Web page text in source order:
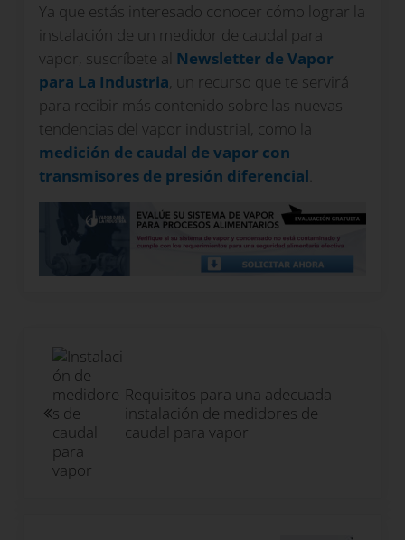
Ya que estás interesado conocer cómo lograr la
instalación de un medidor de caudal para
vapor, suscríbete al Newsletter de Vapor
para La Industria, un recurso que te servirá
para recibir más contenido sobre las nuevas
tendencias del vapor industrial, como la
medición de caudal de vapor con
transmisores de presión diferencial
Requisitos para una adecuada
instalación de medidores de
caudal para vapor